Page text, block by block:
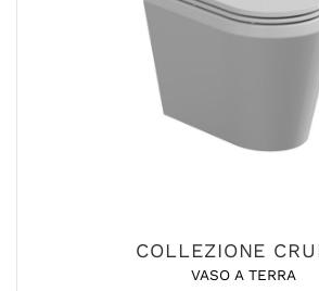
COLLEZIONE
VASO A TERRA